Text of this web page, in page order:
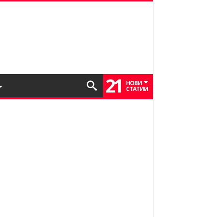
21 НОВИ
СТАТИИ